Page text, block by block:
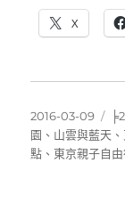
X
發
佈
日
2016-03-09
分
類
園 、 山雲與藍天 、
點 、 東京親子自